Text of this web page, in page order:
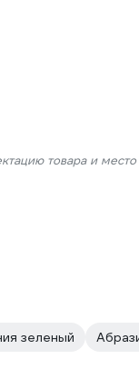
товара и место
зеленый